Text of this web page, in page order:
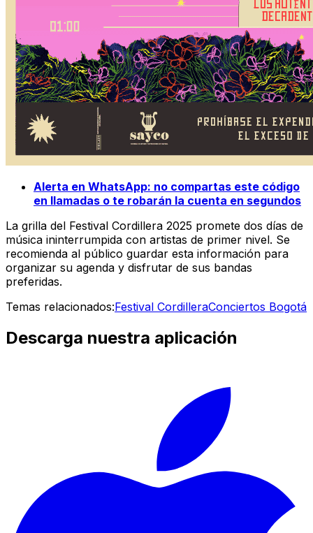
Alerta en WhatsApp: no compartas este código
en llamadas o te robarán la cuenta en segundos
La grilla del Festival Cordillera 2025 promete dos días de
música ininterrumpida con artistas de primer nivel. Se
recomienda al público guardar esta información para
organizar su agenda y disfrutar de sus bandas
preferidas.
Temas relacionados:Festival CordilleraConciertos Bogotá
Descarga nuestra aplicación